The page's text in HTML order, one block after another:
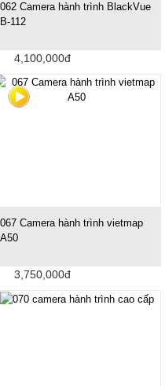
062 Camera hành trình BlackVue
B-112
4,100,000đ
067 Camera hành trình vietmap
A50
3,750,000đ